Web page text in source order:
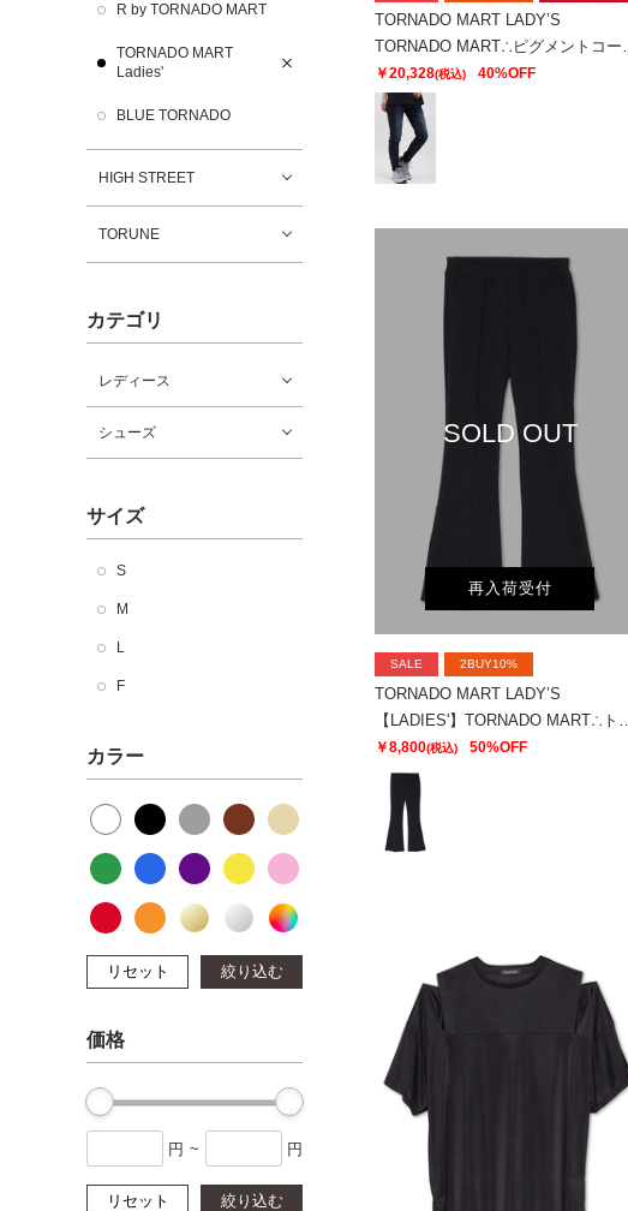
R by TORNADO MART
TORNADO MART
Ladies'
BLUE TORNADO
HIGH STREET
TORUNE
カテゴリ
レディース
シューズ
サイズ
S
M
L
F
カラー
リセット 絞り込む
価格
円 ~ 円
リセット 絞り込む
TORNADO MART LADY’S
￥20,328(税込) 40%OFF
SOLD OUT
再入荷受付
SALE 2BUY10%
TORNADO MART LADY’S
￥8,800(税込) 50%OFF